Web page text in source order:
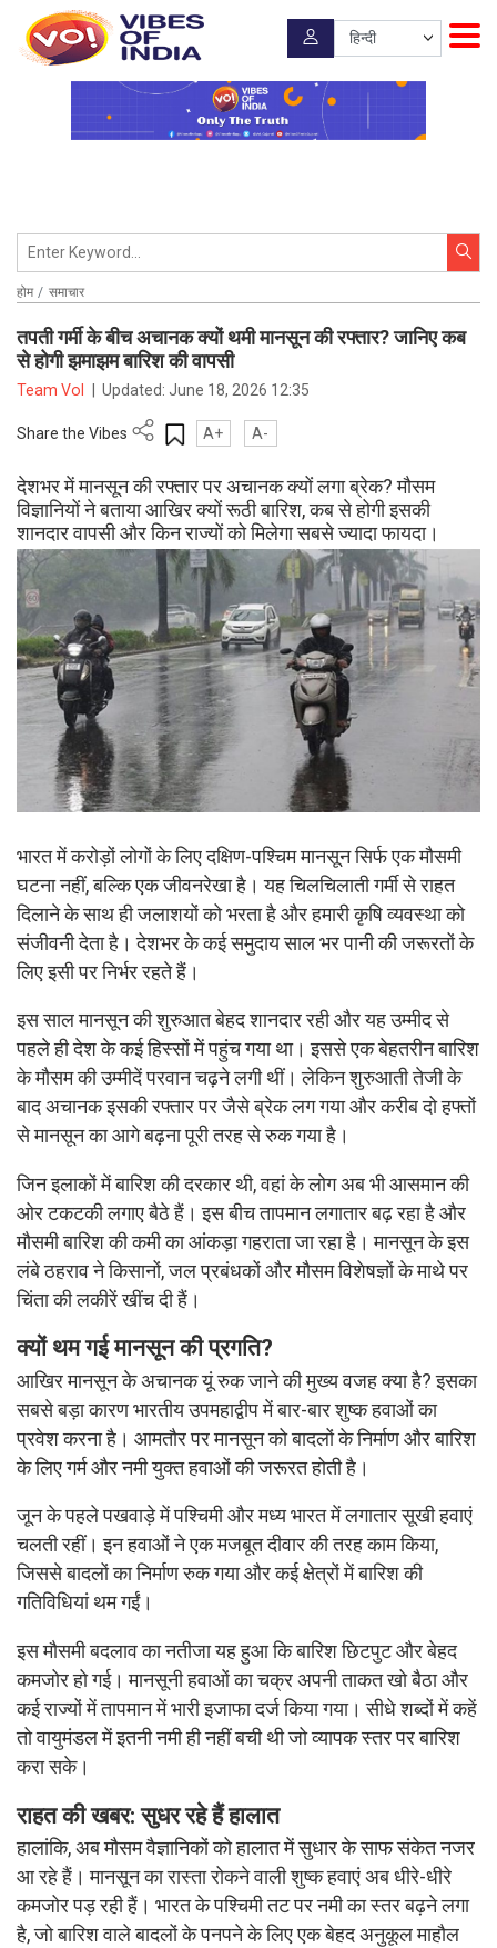
होम समाचार
तपती गर्मी के बीच अचानक क्यों थमी मानसून की रफ्तार? जानिए कब
से होगी झमाझम बारिश की वापसी
Team VoI Updated:June 18, 2026 12:35
Share the Vibes A+ A-
देशभर में मानसून की रफ्तार पर अचानक क्यों लगा ब्रेक? मौसम
विज्ञानियों ने बताया आखिर क्यों रूठी बारिश, कब से होगी इसकी
शानदार वापसी और किन राज्यों को मिलेगा सबसे ज्यादा फायदा।
भारत में करोड़ों लोगों के लिए दक्षिण-पश्चिम मानसून सिर्फ एक मौसमी
घटना नहीं, बल्कि एक जीवनरेखा है। यह चिलचिलाती गर्मी से राहत
दिलाने के साथ ही जलाशयों को भरता है और हमारी कृषि व्यवस्था को
संजीवनी देता है। देशभर के कई समुदाय साल भर पानी की जरूरतों के
लिए इसी पर निर्भर रहते हैं।
इस साल मानसून की शुरुआत बेहद शानदार रही और यह उम्मीद से
पहले ही देश के कई हिस्सों में पहुंच गया था। इससे एक बेहतरीन बारिश
के मौसम की उम्मीदें परवान चढ़ने लगी थीं। लेकिन शुरुआती तेजी के
बाद अचानक इसकी रफ्तार पर जैसे ब्रेक लग गया और करीब दो हफ्तों
से मानसून का आगे बढ़ना पूरी तरह से रुक गया है।
जिन इलाकों में बारिश की दरकार थी, वहां के लोग अब भी आसमान की
ओर टकटकी लगाए बैठे हैं। इस बीच तापमान लगातार बढ़ रहा है और
मौसमी बारिश की कमी का आंकड़ा गहराता जा रहा है। मानसून के इस
लंबे ठहराव ने किसानों, जल प्रबंधकों और मौसम विशेषज्ञों के माथे पर
चिंता की लकीरें खींच दी हैं।
क्यों थम गई मानसून की प्रगति?
आखिर मानसून के अचानक यूं रुक जाने की मुख्य वजह क्या है? इसका
सबसे बड़ा कारण भारतीय उपमहाद्वीप में बार-बार शुष्क हवाओं का
प्रवेश करना है। आमतौर पर मानसून को बादलों के निर्माण और बारिश
के लिए गर्म और नमी युक्त हवाओं की जरूरत होती है।
जून के पहले पखवाड़े में पश्चिमी और मध्य भारत में लगातार सूखी हवाएं
चलती रहीं। इन हवाओं ने एक मजबूत दीवार की तरह काम किया,
जिससे बादलों का निर्माण रुक गया और कई क्षेत्रों में बारिश की
गतिविधियां थम गईं।
इस मौसमी बदलाव का नतीजा यह हुआ कि बारिश छिटपुट और बेहद
कमजोर हो गई। मानसूनी हवाओं का चक्र अपनी ताकत खो बैठा और
कई राज्यों में तापमान में भारी इजाफा दर्ज किया गया। सीधे शब्दों में कहें
तो वायुमंडल में इतनी नमी ही नहीं बची थी जो व्यापक स्तर पर बारिश
करा सके।
राहत की खबर: सुधर रहे हैं हालात
हालांकि, अब मौसम वैज्ञानिकों को हालात में सुधार के साफ संकेत नजर
आ रहे हैं। मानसून का रास्ता रोकने वाली शुष्क हवाएं अब धीरे-धीरे
कमजोर पड़ रही हैं। भारत के पश्चिमी तट पर नमी का स्तर बढ़ने लगा
है, जो बारिश वाले बादलों के पनपने के लिए एक बेहद अनुकूल माहौल